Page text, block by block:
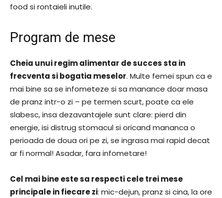
food si rontaieli inutile.
Program de mese
Cheia unui regim alimentar de succes sta in
frecventa si bogatia meselor. Multe femei spun ca e
mai bine sa se infometeze si sa manance doar masa
de pranz intr-o zi – pe termen scurt, poate ca ele
slabesc, insa dezavantajele sunt clare: pierd din
energie, isi distrug stomacul si oricand mananca o
perioada de doua ori pe zi, se ingrasa mai rapid decat
ar fi normal! Asadar, fara infometare!
Cel mai bine este sa respecti cele trei mese
principale in fiecare zi: mic-dejun, pranz si cina, la ore